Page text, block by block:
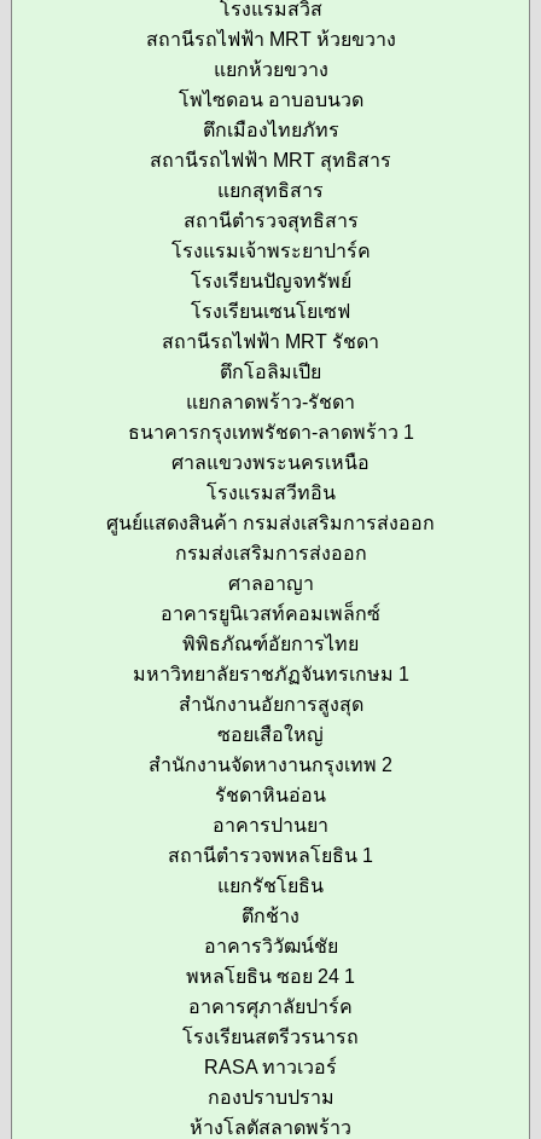
โรงแรมสวิส
สถานีรถไฟฟ้า MRT ห้วยขวาง
แยกห้วยขวาง
โพไซดอน อาบอบนวด
ตึกเมืองไทยภัทร
สถานีรถไฟฟ้า MRT สุทธิสาร
แยกสุทธิสาร
สถานีตำรวจสุทธิสาร
โรงแรมเจ้าพระยาปาร์ค
โรงเรียนปัญจทรัพย์
โรงเรียนเซนโยเซฟ
สถานีรถไฟฟ้า MRT รัชดา
ตึกโอลิมเปีย
แยกลาดพร้าว-รัชดา
ธนาคารกรุงเทพรัชดา-ลาดพร้าว 1
ศาลแขวงพระนครเหนือ
โรงแรมสวีทอิน
ศูนย์แสดงสินค้า กรมส่งเสริมการส่งออก
กรมส่งเสริมการส่งออก
ศาลอาญา
อาคารยูนิเวสท์คอมเพล็กซ์
พิพิธภัณฑ์อัยการไทย
มหาวิทยาลัยราชภัฏจันทรเกษม 1
สำนักงานอัยการสูงสุด
ซอยเสือใหญ่
สำนักงานจัดหางานกรุงเทพ 2
รัชดาหินอ่อน
อาคารปานยา
สถานีตำรวจพหลโยธิน 1
แยกรัชโยธิน
ตึกช้าง
อาคารวิวัฒน์ชัย
พหลโยธิน ซอย 24 1
อาคารศุภาลัยปาร์ค
โรงเรียนสตรีวรนารถ
RASA ทาวเวอร์
กองปราบปราม
ห้างโลตัสลาดพร้าว